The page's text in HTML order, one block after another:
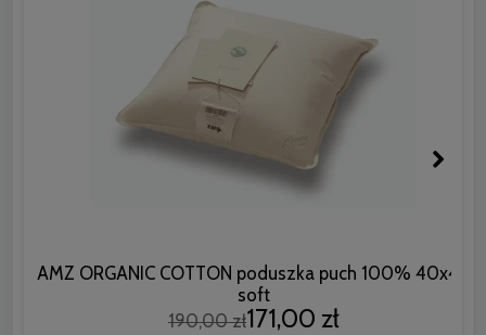
AMZ ORGANIC COTTON poduszka puch 100% 40x40
soft
190,00 zł171,00 zł